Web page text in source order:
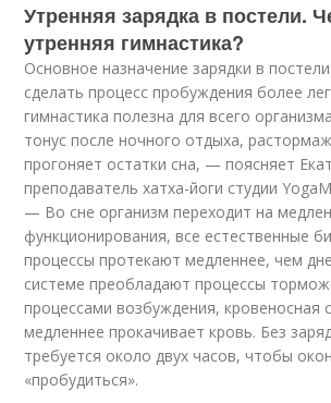
Утренняя зарядка в постели.
утренняя гимнастика?
Основное назначение зарядки в
сделать процесс пробуждения более
гимнастика полезна для всего
тонус после ночного отдыха,
прогоняет остатки сна, — поясняет
преподаватель хатха-йоги студии
— Во сне организм переходит на
функционирования, все естественные
процессы протекают медленнее, чем
системе преобладают процессы
процессами возбуждения, кровеносная
медленнее прокачивает кровь. Без
требуется около двух часов, чтобы
«пробудиться».